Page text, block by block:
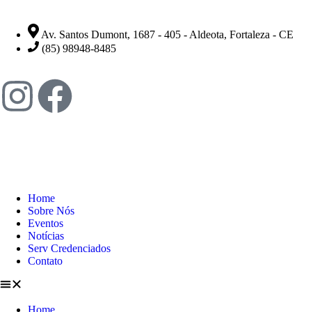
Av. Santos Dumont, 1687 - 405 - Aldeota, Fortaleza - CE
(85) 98948-8485
Home
Sobre Nós
Eventos
Notícias
Serv Credenciados
Contato